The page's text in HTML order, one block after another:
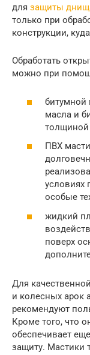
для защиты
только при
конструкции,
Обработать
можно при
битумной
масла и
толщиной
ПВХ
условиях
особые
жидкий
поверх
Для
и колесных арок
рекомендуют
Кроме того, что
обеспечивает
защиту. Мастики